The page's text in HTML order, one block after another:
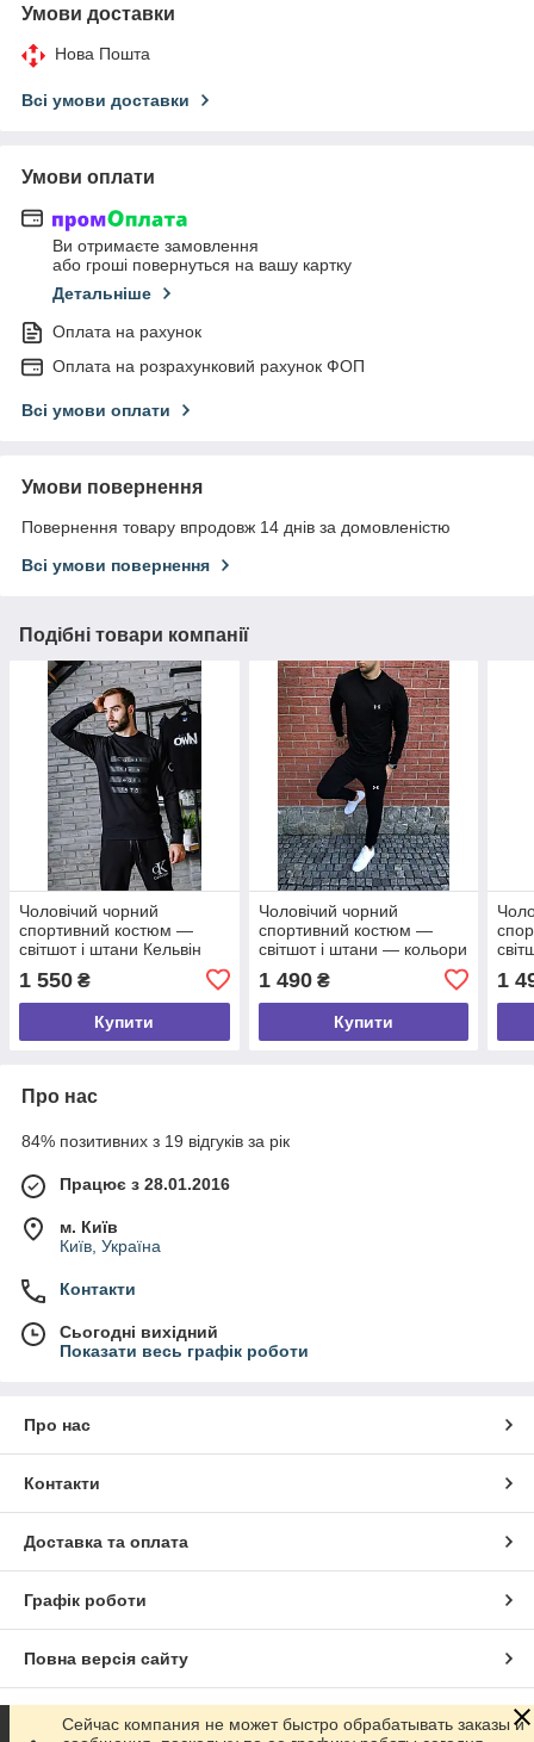
Умови доставки
Нова Пошта
Всі умови доставки
Умови оплати
Ви отримаєте замовлення
або гроші повернуться на вашу картку
Детальніше
Оплата на рахунок
Оплата на розрахунковий рахунок ФОП
Всі умови оплати
Умови повернення
Повернення товару впродовж 14 днів за домовленістю
Всі умови повернення
Подібні товари компанії
Чоловічий чорний
спортивний костюм —
світшот і штани Кельвін
1 550 ₴
Купити
Чоловічий чорний
спортивний костюм —
світшот і штани — кольори
1 490₴
Купити
1
Про нас
84% позитивних з 19 відгуків за рік
Працює з 28.01.2016
м. Київ
Київ, Україна
Контакти
Сьогодні вихідний
Показати весь графік роботи
Про нас
Контакти
Доставка та оплата
Графік роботи
Повна версія сайту
Сайт створено на маркетплейсі Prom.ua
Сейчас компания не может быстро обрабатывать заказы и